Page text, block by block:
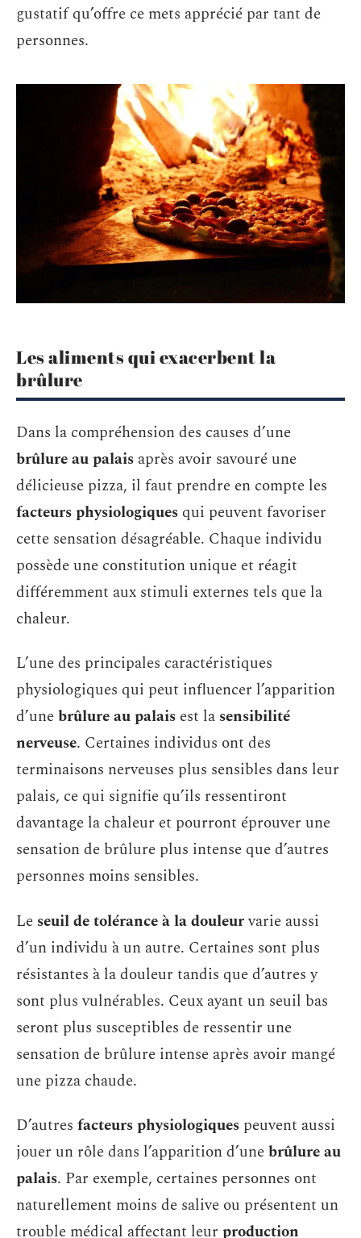
gustatif qu’offre ce mets apprécié par tant de
personnes.
Les aliments qui exacerbent la
brûlure
Dans la compréhension des causes d’une
brûlure au palais après avoir savouré une
délicieuse pizza, il faut prendre en compte les
facteurs physiologiques qui peuvent favoriser
cette sensation désagréable. Chaque individu
possède une constitution unique et réagit
différemment aux stimuli externes tels que la
chaleur.
L’une des principales caractéristiques
physiologiques qui peut influencer l’apparition
d’unebrûlure au palais est la sensibilité
nerveuse. Certaines individus ont des
terminaisons nerveuses plus sensibles dans leur
palais, ce qui signifie qu’ils ressentiront
davantage la chaleur et pourront éprouver une
sensation de brûlure plus intense que d’autres
personnes moins sensibles.
Le seuil de tolérance à la douleurvarie aussi
d’un individu à un autre. Certaines sont plus
résistantes à la douleur tandis que d’autres y
sont plus vulnérables. Ceux ayant un seuil bas
seront plus susceptibles de ressentir une
sensation de brûlure intense après avoir mangé
une pizza chaude.
D’autres facteurs physiologiques peuvent aussi
jouer un rôle dans l’apparition d’unebrûlure au
palais. Par exemple, certaines personnes ont
naturellement moins de salive ou présentent un
trouble médical affectant leur production